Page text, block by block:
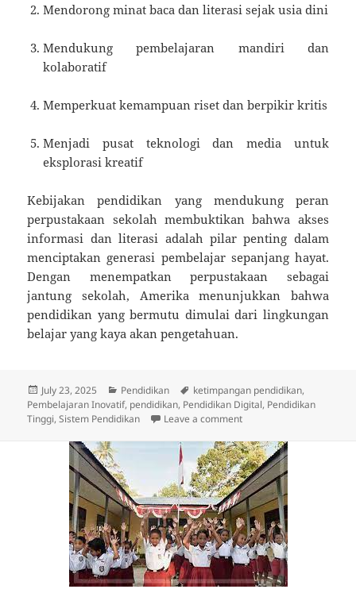
Mendorong minat baca dan literasi sejak usia dini
Mendukung pembelajaran mandiri dan
kolaboratif
Memperkuat kemampuan riset dan berpikir kritis
Menjadi pusat teknologi dan media untuk
eksplorasi kreatif
Kebijakan pendidikan yang mendukung peran
perpustakaan sekolah membuktikan bahwa akses
informasi dan literasi adalah pilar penting dalam
menciptakan generasi pembelajar sepanjang hayat.
Dengan menempatkan perpustakaan sebagai
jantung sekolah, Amerika menunjukkan bahwa
pendidikan yang bermutu dimulai dari lingkungan
belajar yang kaya akan pengetahuan.
Posted
on
July 23, 2025 Categories
Pendidikan Tags
ketimpangan pendidikan,
Pembelajaran Inovatif, pendidikan, Pendidikan Digital, Pendidikan
Tinggi,Sistem Pendidikan Leave a commenton Mengapa Pendidikan